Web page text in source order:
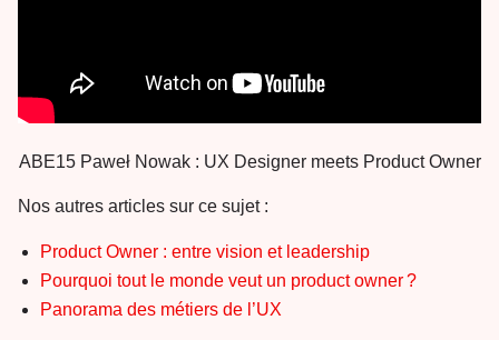
ABE15 Paweł Nowak : UX Designer meets Product Owner
Nos autres articles sur ce sujet :
Product Owner : entre vision et leadership
Pourquoi tout le monde veut un product owner ?
Panorama des métiers de l’UX